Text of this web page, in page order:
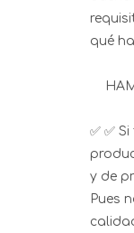
qué
✅ ✅
y de
Pues